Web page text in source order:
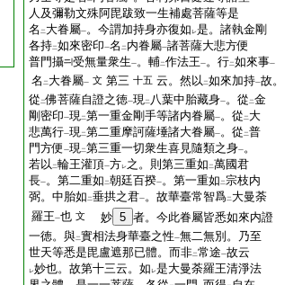
人及彌勒文殊阿毘跋致一生補處菩薩等是
名 二 大眷屬一。今謂加持身亦復如 レ是。諸執金剛
各持二如來密印一名 二 内眷屬一諸菩薩大悲方便
普門攝
受無量衆生一。輔二作法王一。行二如來事一
名 二 大眷屬一 文 第三 十五 云。然以 二如來加持一故。
從 二佛菩薩自證之徳一現二 八葉中胎藏身一。從 二金
剛密印一現二第一重金剛手等諸内眷屬一。從 二 大
悲萬行一現二第二重摩訶薩埵諸大眷屬一。從 二普
門方便 一現二第三重一切衆生喜見隨類之身一。
若以 二輪王灌頂一方レ之。則第三重如 二萬國君
長一。第二重如 二朝廷百揆一。第一重如 二宗枝内
弼。中胎如 二垂拱之君一。故華臺常智爲二 大曼荼
羅王一也 文 妙 5 者。今此眷屬皆悉如來内證
一徳。與二實相法身華臺之性一無二無別。乃至
世天等悉是毘盧遮那已體。而非二常途一故云
レ妙也。故第十三云。如 レ是大曼荼羅王清淨法